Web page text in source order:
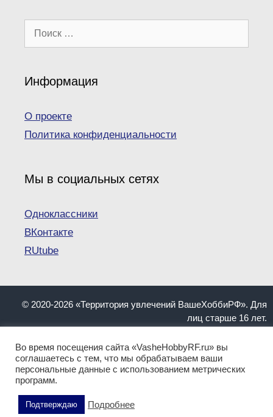
Поиск:
Информация
О проекте
Политика конфиденциальности
Мы в социальных сетях
Одноклассники
ВКонтакте
RUtube
© 2020-2026 «Территория увлечений ВашеХоббиРФ». Для
лиц старше 16 лет.
VasheHobbyRF.ru обязательна.
Информация, представленная на сайте, не должна
пониматься как инструкция. Имеются противопоказания.
Перед применением обратитесь к квалифицированному
Во время посещения сайта «VasheHobbyRF.ru» вы
соглашаетесь с тем, что мы обрабатываем ваши
персональные данные с использованием метрических
программ.
Подтверждаю Подробнее